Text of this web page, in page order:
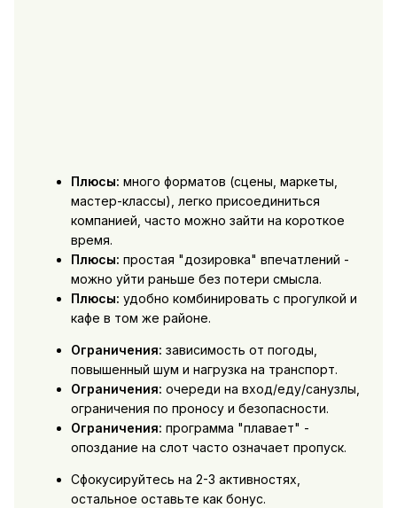
Плюсы: много форматов (сцены, маркеты,
мастер-классы), легко присоединиться
компанией, часто можно зайти на короткое
время.
Плюсы: простая "дозировка" впечатлений -
можно уйти раньше без потери смысла.
Плюсы: удобно комбинировать с прогулкой и
кафе в том же районе.
Ограничения: зависимость от погоды,
повышенный шум и нагрузка на транспорт.
Ограничения: очереди на вход/еду/санузлы,
ограничения по проносу и безопасности.
Ограничения: программа "плавает" -
опоздание на слот часто означает пропуск.
Сфокусируйтесь на 2-3 активностях,
остальное оставьте как бонус.